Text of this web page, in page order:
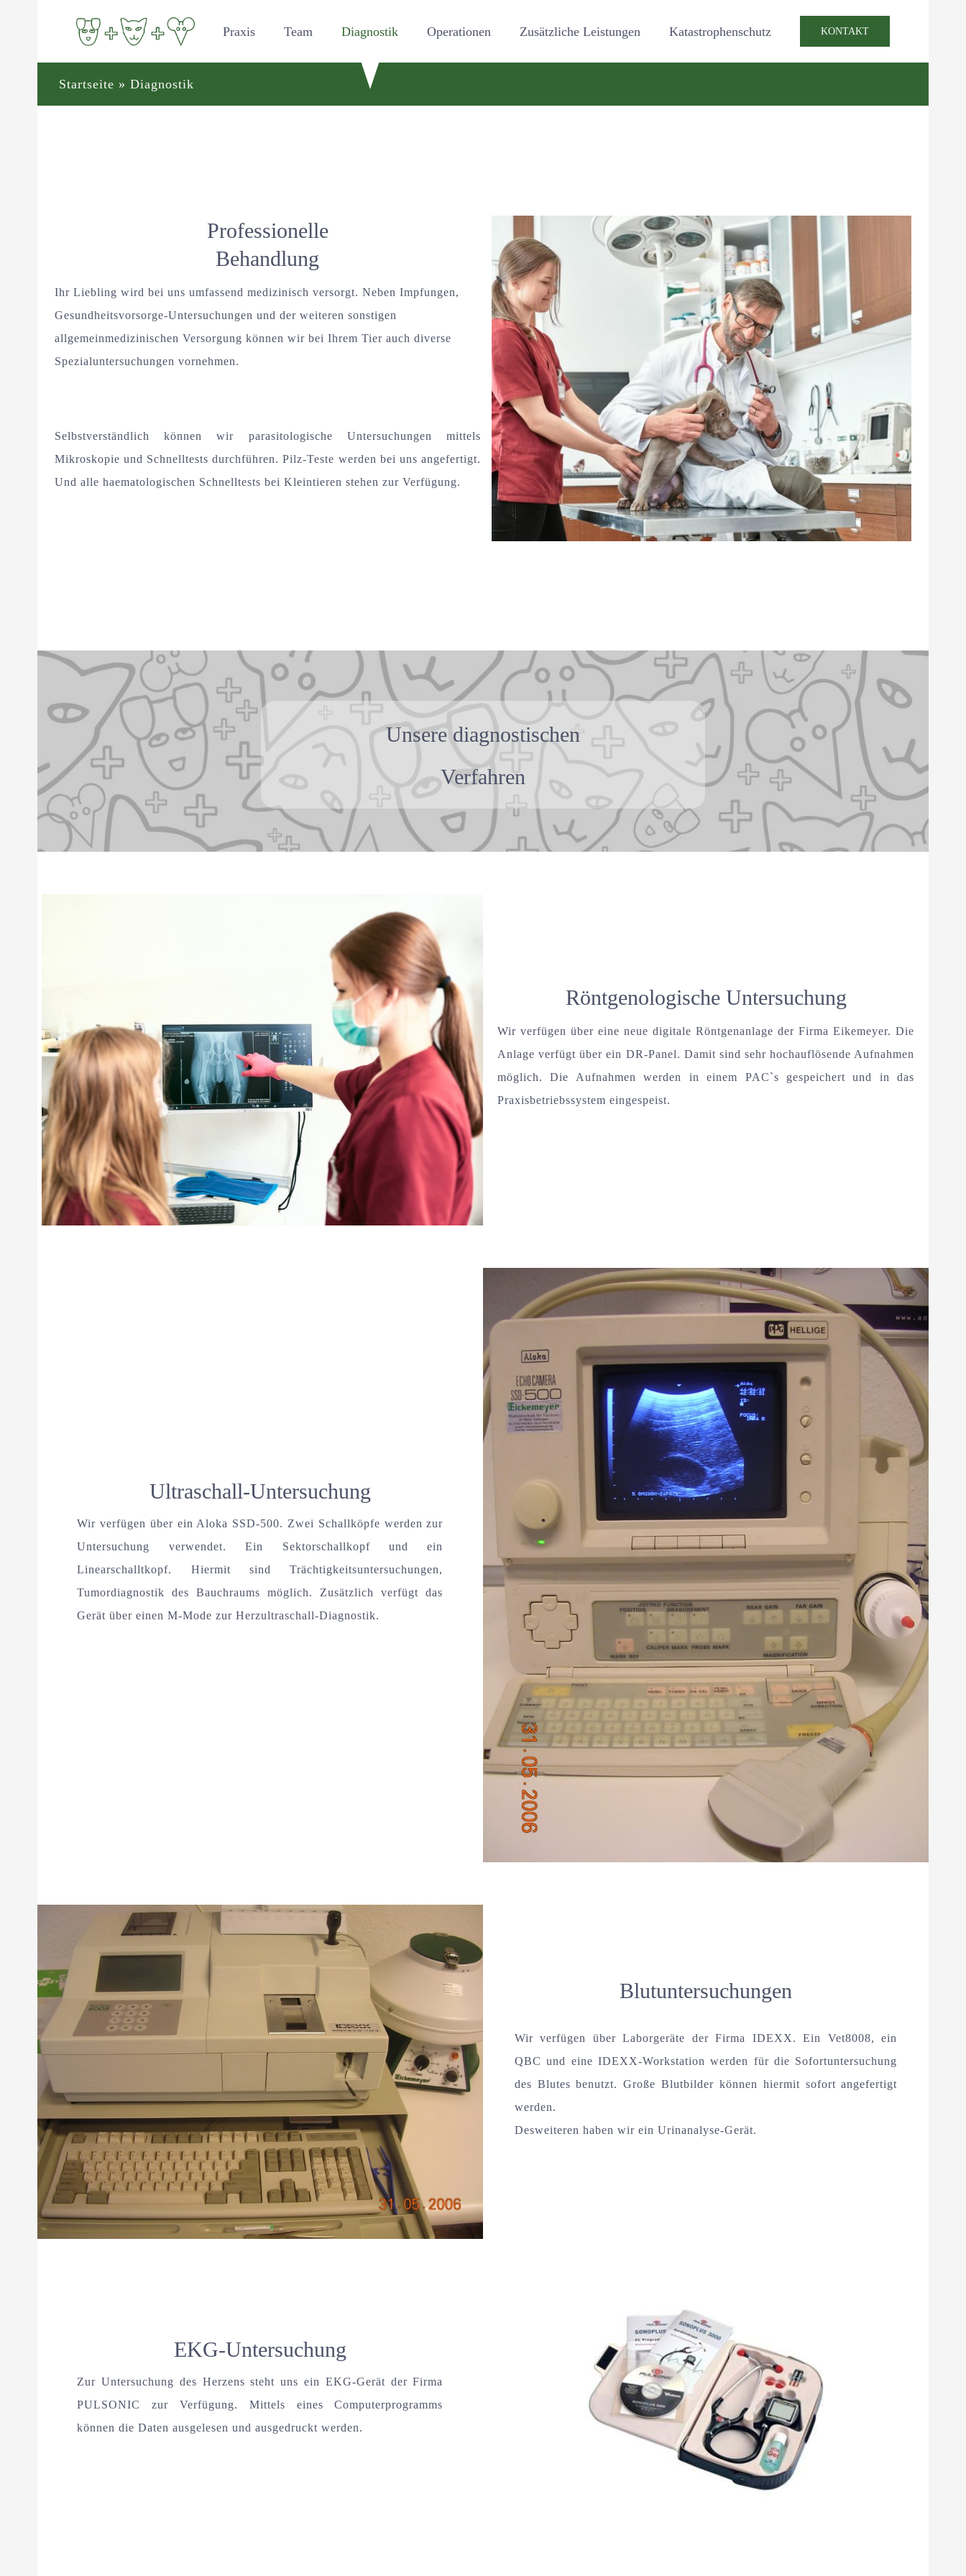
Praxis Team Diagnostik Operationen Zusätzliche Leistungen Katastrophenschutz KONTAKT
Startseite » Diagnostik
Professionelle
Behandlung
Ihr Liebling wird bei uns umfassend medizinisch versorgt. Neben Impfungen,
Gesundheitsvorsorge-Untersuchungen und der weiteren sonstigen
allgemeinmedizinischen Versorgung können wir bei Ihrem Tier auch diverse
Spezialuntersuchungen vornehmen.
Selbstverständlich können wir parasitologische Untersuchungen mittels
Mikroskopie und Schnelltests durchführen. Pilz-Teste werden bei uns angefertigt.
Und alle haematologischen Schnelltests bei Kleintieren stehen zur Verfügung.
Unsere diagnostischen
Verfahren
Röntgenologische Untersuchung
Wir verfügen über eine neue digitale Röntgenanlage der Firma Eikemeyer. Die
Anlage verfügt über ein DR-Panel. Damit sind sehr hochauflösende Aufnahmen
möglich. Die Aufnahmen werden in einem PAC`s gespeichert und in das
Praxisbetriebssystem eingespeist.
Ultraschall-Untersuchung
Wir verfügen über ein Aloka SSD-500. Zwei Schallköpfe werden zur
Untersuchung verwendet. Ein Sektorschallkopf und ein
Linearschalltkopf. Hiermit sind Trächtigkeitsuntersuchungen,
Tumordiagnostik des Bauchraums möglich. Zusätzlich verfügt das
Gerät über einen M-Mode zur Herzultraschall-Diagnostik.
Blutuntersuchungen
Wir verfügen über Laborgeräte der Firma IDEXX. Ein Vet8008, ein
QBC und eine IDEXX-Workstation werden für die Sofortuntersuchung
des Blutes benutzt. Große Blutbilder können hiermit sofort angefertigt
werden.
Desweiteren haben wir ein Urinanalyse-Gerät.
EKG-Untersuchung
Zur Untersuchung des Herzens steht uns ein EKG-Gerät der Firma
PULSONIC zur Verfügung. Mittels eines Computerprogramms
können die Daten ausgelesen und ausgedruckt werden.